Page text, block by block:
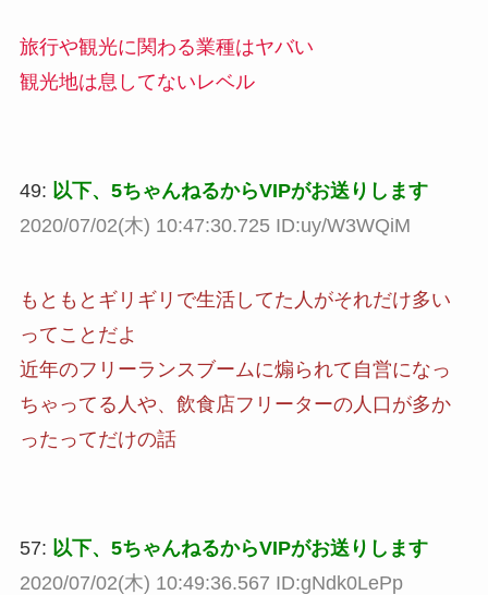
旅行や観光に関わる業種はヤバい
観光地は息してないレベル
49: 以下、5ちゃんねるからVIPがお送りします
2020/07/02(木) 10:47:30.725 ID:uy/W3WQiM
もともとギリギリで生活してた人がそれだけ多い
ってことだよ
近年のフリーランスブームに煽られて自営になっ
ちゃってる人や、飲食店フリーターの人口が多か
ったってだけの話
57: 以下、5ちゃんねるからVIPがお送りします
2020/07/02(木) 10:49:36.567 ID:gNdk0LePp